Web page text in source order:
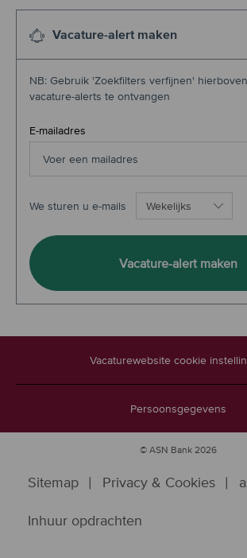
Vacature-alert maken
NB: Gebruik 'Zoekfilters verfijnen'
vacature-alerts te ontvangen
E-mailadres
We sturen u e-mails Required
Vacature-alert maken
Vacaturewebsite cookie
Persoonsgegevens
© ASN Bank 2026
Sitemap Privacy & Cookies
Inhuur opdrachten